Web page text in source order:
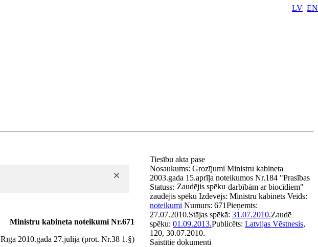
LV EN
Ministru kabineta noteikumi Nr.671
Rīgā 2010.gada 27.jūlijā (prot. Nr.38 1.§)
Tiesību akta pase
Nosaukums: Grozījumi Ministru kabineta
2003.gada 15.aprīļa noteikumos Nr.184 "Prasības
darbībām ar biocīdiem"
Statuss: Zaudējis spēku
zaudējis spēku Izdevējs: Ministru kabinets Veids:
noteikumi Numurs: 671Pieņemts:
27.07.2010.Stājas spēkā: 31.07.2010.Zaudē
spēku: 01.09.2013.Publicēts: Latvijas Vēstnesis,
120, 30.07.2010.
Saistītie dokumenti